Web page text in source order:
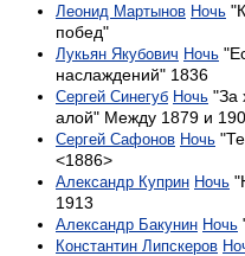
Леонид Мартынов Ночь
побед"
Лукьян Якубович Ночь
наслаждений" 1836
Сергей Синегуб Ночь "За
алой" Между 1879 и
Сергей Сафонов Ночь
<1886>
Александр Куприн Ночь
1913
Александр Бакунин Ночь
Константин Липскеров